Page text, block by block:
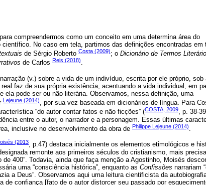
compreendermos como um conceito em uma determina área do
No caso em tela, partimos das definições encontradas em
de Sérgio Roberto Costa (2009); o Dicionário de Termos
de Carlos Reis (2018).
(v.) sobre a vida de um indivíduo, escrita por ele próprio, sob
faz de sua própria existência, acentuando a vida individual, em
ela pode ser ou não literária. Observamos, nessa definição, uma
Lejeune (2014), por sua vez baseada em dicionários de língua. Para
“do autor contar fatos e não ficções” (COSTA, 2009, p. 38-
entre o autor, o narrador e a personagem. Essas últimas
inclusive no desenvolvimento da obra de Philippe Lejeune (2014).
(2013, p.47) destaca inicialmente os elementos etimológicos e
remonte aos primeiros séculos do cristianismo, mais
de 400”. Todavia, ainda que faça menção a Agostinho, Moisés
uma “consciência histórica”, enquanto as Confissões narrariam
a Deus”. Observamos aqui uma leitura cientificista da
de confiança [fato de o autor distorcer seu passado por